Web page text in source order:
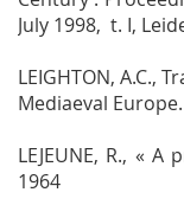
July 1998, t. I,
LEIGHTON, A.C.,
Mediaeval Europe.
LEJEUNE, R., «
1964